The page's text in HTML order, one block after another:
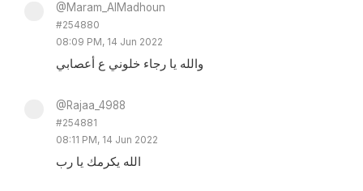
@Maram_AlMadhoun
#254880
08:09 PM, 14 Jun 2022
والله يا رجاء خلوني ع أعصابي
@Rajaa_4988
#254881
08:11 PM, 14 Jun 2022
الله يكرمك يا رب